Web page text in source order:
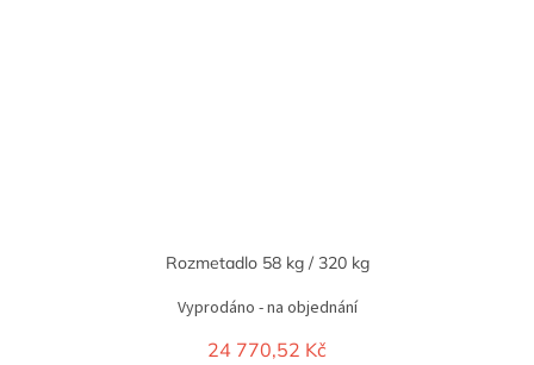
Rozmetadlo 58 kg / 320 kg
Vyprodáno - na objednání
24 770,52 Kč